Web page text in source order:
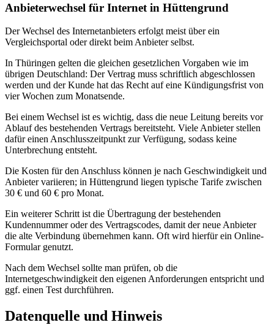
Anbieterwechsel für Internet in Hüttengrund
Der Wechsel des Internetanbieters erfolgt meist über ein
Vergleichsportal oder direkt beim Anbieter selbst.
In Thüringen gelten die gleichen gesetzlichen Vorgaben wie im
übrigen Deutschland: Der Vertrag muss schriftlich abgeschlossen
werden und der Kunde hat das Recht auf eine Kündigungsfrist von
vier Wochen zum Monatsende.
Bei einem Wechsel ist es wichtig, dass die neue Leitung bereits vor
Ablauf des bestehenden Vertrags bereitsteht. Viele Anbieter stellen
dafür einen Anschlusszeitpunkt zur Verfügung, sodass keine
Unterbrechung entsteht.
Die Kosten für den Anschluss können je nach Geschwindigkeit und
Anbieter variieren; in Hüttengrund liegen typische Tarife zwischen
30 € und 60 € pro Monat.
Ein weiterer Schritt ist die Übertragung der bestehenden
Kundennummer oder des Vertragscodes, damit der neue Anbieter
die alte Verbindung übernehmen kann. Oft wird hierfür ein Online-
Formular genutzt.
Nach dem Wechsel sollte man prüfen, ob die
Internetgeschwindigkeit den eigenen Anforderungen entspricht und
ggf. einen Test durchführen.
Datenquelle und Hinweis